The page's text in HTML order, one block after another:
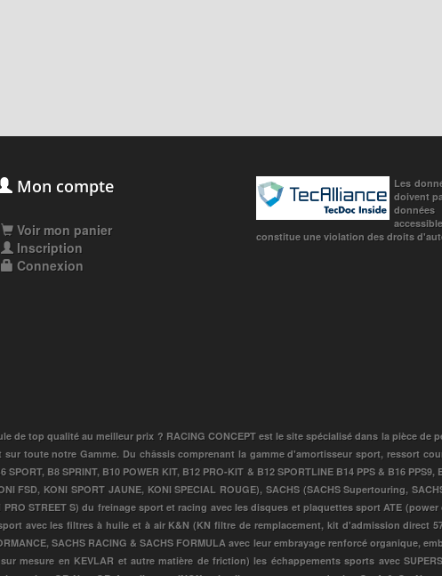
Mon compte
Voir mon panier
Inscription
Connexion
Les
doivent
constitue une violation des droits
de top qualité au meilleur prix ? RACING CONCEPT est le site spécialisé dans la pièce
toute notre Gamme. Du châssis comprenant la gamme d'amortisseur sport, ressort
B8 SPRINT, B10 POWER KIT, B12 PRO-KIT & B12 SPORTLINE B14 PPS & B16
FSD, KONI SPORT JAUNE, KONI SPECIAL ROUGE), SACHS (SACHS Supertouring,
PRO STREET S) du freinage sport et racing avec les disques et plaquettes sport ATE
avec les filtres à huile et à air K&N (KN filtre de remplacement, kit d'admission direct
SACHS RACING & SACHS FORMULA avec leur embrayage renforcé organique,
mesure en KEVLAR et autre matière de friction) les échappements sports avec